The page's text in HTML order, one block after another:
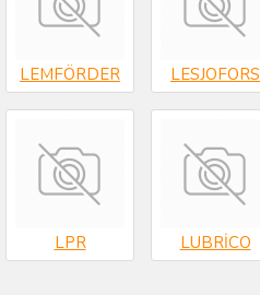
LEMFÖRDER LESJOFORS
LPR LUBRİCO